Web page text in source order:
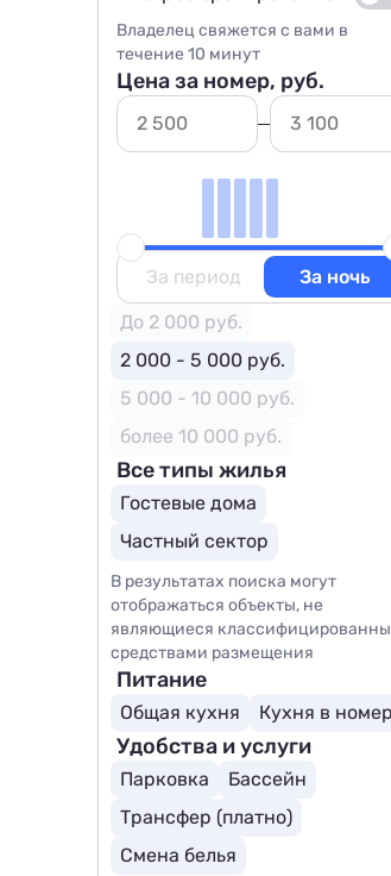
Владелец свяжется с вами в
течение 10 минут
Цена за номер, руб.
За период
За ночь
До 2 000 руб.
2 000 - 5 000 руб.
5 000 - 10 000 руб.
более 10 000 руб.
Все типы жилья
Гостевые дома
Частный сектор
В результатах поиска могут
отображаться объекты, не
являющиеся
средствами размещения
Питание
Общая кухня Кухня в
Удобства и услуги
Парковка
Бассейн
Трансфер (платно)
Смена белья